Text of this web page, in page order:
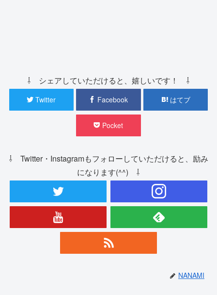
⇩ シェアしていただけると、嬉しいです！ ⇩
Twitter Facebook はてブ
Pocket
⇩ Twitter・Instagramもフォローしていただけると、励み
になります(^^) ⇩
NANAMI